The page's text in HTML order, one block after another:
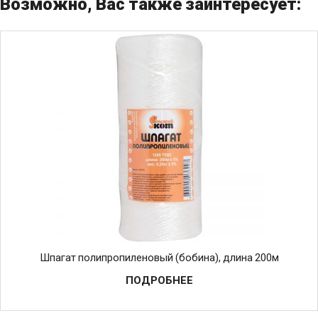
Возможно, Вас также заинтересует:
Шпагат полипропиленовый (бобина), длина 200м
ПОДРОБНЕЕ